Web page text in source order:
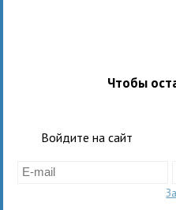
Чтобы
Войдите на сайт